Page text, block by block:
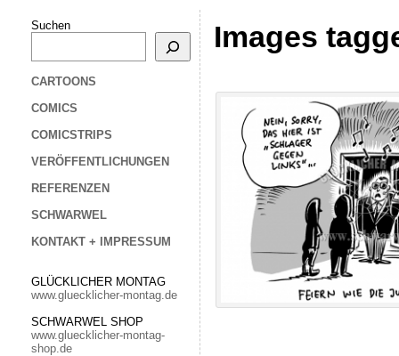
Suchen
CARTOONS
COMICS
COMICSTRIPS
VERÖFFENTLICHUNGEN
REFERENZEN
SCHWARWEL
KONTAKT + IMPRESSUM
GLÜCKLICHER MONTAG
www.gluecklicher-montag.de
SCHWARWEL SHOP
www.gluecklicher-montag-
shop.de
Images